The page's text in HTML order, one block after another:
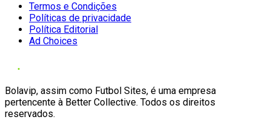
Termos e Condições
Políticas de privacidade
Política Editorial
Ad Choices
Bolavip, assim como Futbol Sites, é uma empresa
pertencente à Better Collective. Todos os direitos
reservados.